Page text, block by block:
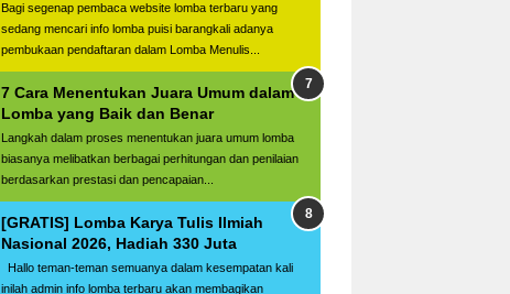
Bagi segenap pembaca website lomba terbaru yang
sedang mencari info lomba puisi barangkali adanya
pembukaan pendaftaran dalam Lomba Menulis...
7 Cara Menentukan Juara Umum dalam
Lomba yang Baik dan Benar
Langkah dalam proses menentukan juara umum lomba
biasanya melibatkan berbagai perhitungan dan penilaian
berdasarkan prestasi dan pencapaian...
[GRATIS] Lomba Karya Tulis Ilmiah
Nasional 2026, Hadiah 330 Juta
Hallo teman-teman semuanya dalam kesempatan kali
inilah admin info lomba terbaru akan membagikan